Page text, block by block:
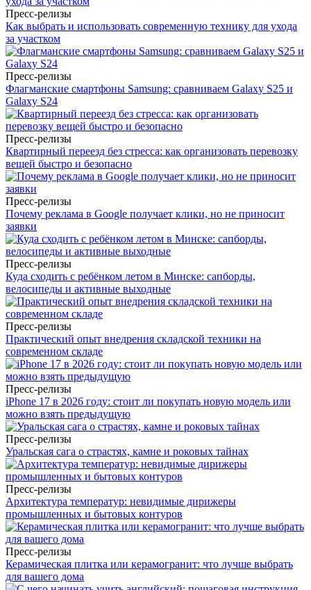
Пресс-релизы
Как выбрать и использовать современную технику для ухода
за участком
Пресс-релизы
Флагманские смартфоны Samsung: сравниваем Galaxy S25 и
Galaxy S24
Пресс-релизы
Квартирный переезд без стресса: как организовать перевозку
вещей быстро и безопасно
Пресс-релизы
Почему реклама в Google получает клики, но не приносит
заявки
Пресс-релизы
Куда сходить с ребёнком летом в Минске: сапборды,
велосипеды и активные выходные
Пресс-релизы
Практический опыт внедрения складской техники на
современном складе
Пресс-релизы
iPhone 17 в 2026 году: стоит ли покупать новую модель или
можно взять предыдущую
Пресс-релизы
Уральская сага о страстях, камне и роковых тайнах
Пресс-релизы
Архитектура температур: невидимые дирижеры
промышленных и бытовых контуров
Пресс-релизы
Керамическая плитка или керамогранит: что лучше выбрать
для вашего дома